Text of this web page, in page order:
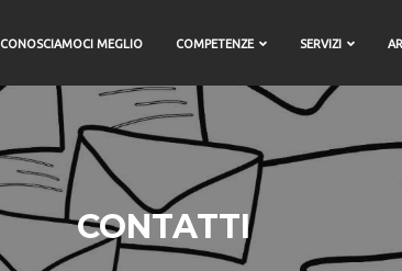
CONOSCIAMOCI MEGLIO COMPETENZE SERVIZI
CONTATTI